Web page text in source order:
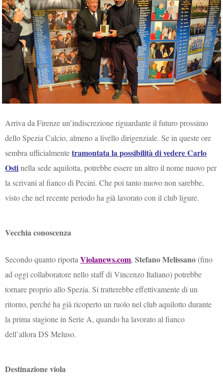
Arriva da Firenze un’indiscrezione riguardante il futuro prossimo
dello Spezia Calcio, almeno a livello dirigenziale. Se in queste ore
sembra ufficialmentetramontata la possibilità di vedere Carlo
Ostinella sede aquilotta, potrebbe essere un altro il nome nuovo per
la scrivani al fianco di Pecini. Che poi tanto nuovo non sarebbe,
visto che nel recente periodo ha già lavorato con il club ligure.
Vecchia conoscenza
Secondo quanto riportaViolanews.com,Stefano Melissano(fino
ad oggi collaboratore nello staff di Vincenzo Italiano) potrebbe
tornare proprio allo Spezia. Si tratterebbe effettivamente di un
ritorno, perché ha già ricoperto un ruolo nel club aquilotto durante
la prima stagione in Serie A, quando ha lavorato al fianco
dell’allora DS Meluso.
Destinazione viola